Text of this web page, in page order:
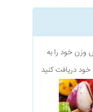
وزن خود را به
دریافت کنید